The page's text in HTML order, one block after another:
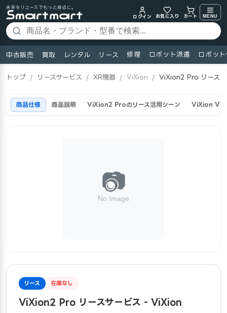
未来をリユースでもっと身近に。
ログイン
お気に入り カート MENU
中古販売 買取 レンタル リース 修理 ロボット派遣 ロボッ
トップ / リースサービス / XR機器 / ViXion / ViXion2 Pro リース
商品仕様 商品説明 ViXion2 Proのリース活用シーン ViXion
リース 在庫なし
ViXion2 Pro リースサービス - ViXion